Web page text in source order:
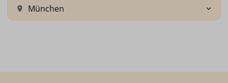
München